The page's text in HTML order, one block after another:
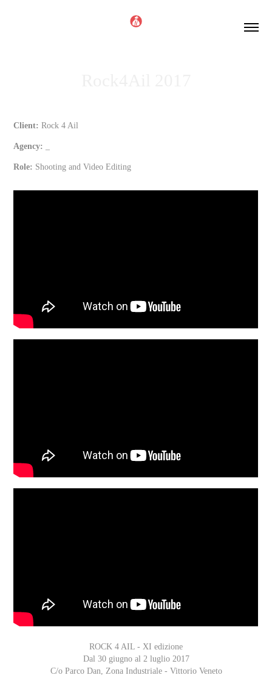
Client: Rock 4 Ail
Agency:
Role: Shooting and Video Editing
ROCK 4 AIL - XI edizione
Dal 30 giugno al 2 luglio 2017
C/o Parco Dan, Zona Industriale - Vittorio Veneto